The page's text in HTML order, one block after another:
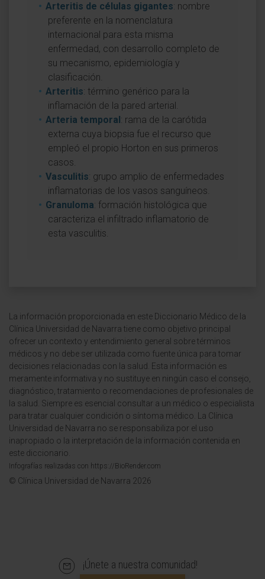
Arteritis de células gigantes: nombre
preferente en la nomenclatura
internacional para esta misma
enfermedad, con desarrollo completo de
su mecanismo, epidemiología y
clasificación.
Arteritis: término genérico para la
inflamación de la pared arterial.
Arteria temporal: rama de la carótida
externa cuya biopsia fue el recurso que
empleó el propio Horton en sus primeros
casos.
Vasculitis: grupo amplio de enfermedades
inflamatorias de los vasos sanguíneos.
Granuloma: formación histológica que
caracteriza el infiltrado inflamatorio de
esta vasculitis.
La información proporcionada en este Diccionario Médico de la
Clínica Universidad de Navarra tiene como objetivo principal
ofrecer un contexto y entendimiento general sobre términos
médicos y no debe ser utilizada como fuente única para tomar
decisiones relacionadas con la salud. Esta información es
meramente informativa y no sustituye en ningún caso el consejo,
diagnóstico, tratamiento o recomendaciones de profesionales de
la salud. Siempre es esencial consultar a un médico o especialista
para tratar cualquier condición o síntoma médico. La Clínica
Universidad de Navarra no se responsabiliza por el uso
inapropiado o la interpretación de la información contenida en
este diccionario.
Infografías realizadas con https://BioRender.com
© Clínica Universidad de Navarra 2026
¡Únete a nuestra comunidad!